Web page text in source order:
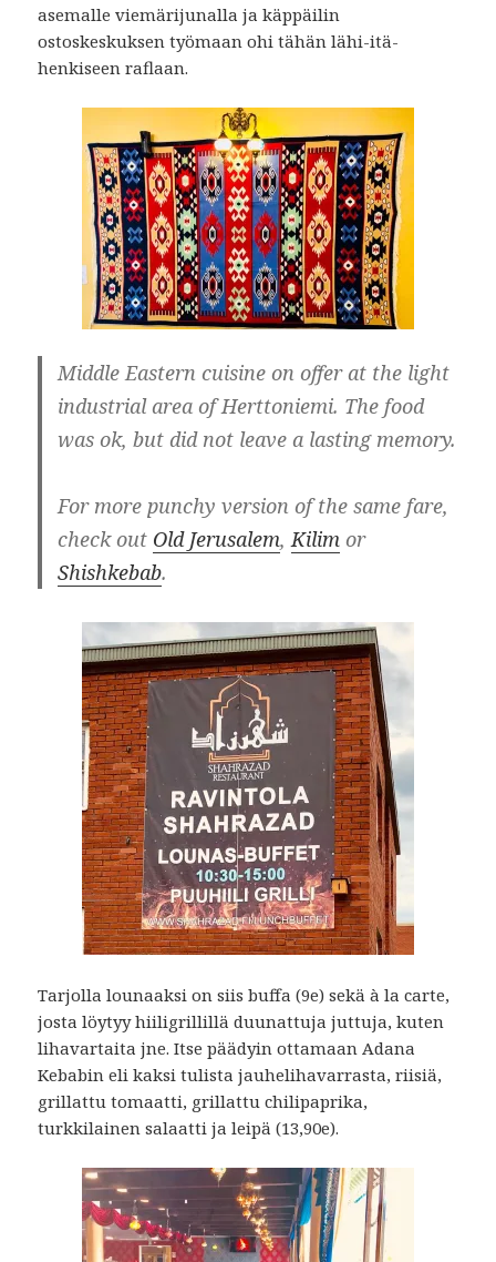
asemalle viemärijunalla ja käppäilin
ostoskeskuksen työmaan ohi tähän lähi-itä-
henkiseen raflaan.
Middle Eastern cuisine on offer at the light
industrial area of Herttoniemi. The food
was ok, but did not leave a lasting memory.
For more punchy version of the same fare,
check out Old Jerusalem,Kilim or
Shishkebab.
Tarjolla lounaaksi on siis buffa (9e) sekä à la carte,
josta löytyy hiiligrillillä duunattuja juttuja, kuten
lihavartaita jne. Itse päädyin ottamaan Adana
Kebabin eli kaksi tulista jauhelihavarrasta, riisiä,
grillattu tomaatti, grillattu chilipaprika,
turkkilainen salaatti ja leipä (13,90e).